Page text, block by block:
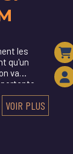
les
qu'un
va
VOIR PLUS